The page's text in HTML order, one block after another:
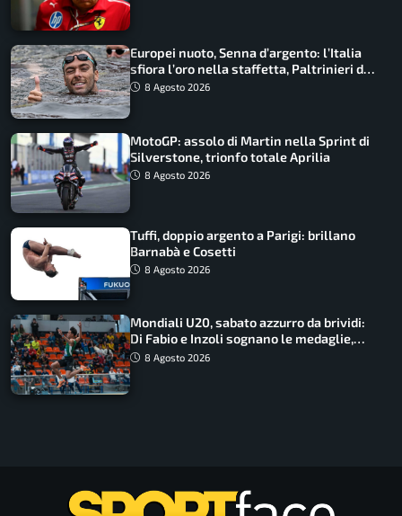
Europei nuoto, Senna d’argento: l’Italia
sfiora l’oro nella staffetta, Paltrinieri da
urlo, il bilancio azzurro
8 Agosto 2026
MotoGP: assolo di Martin nella Sprint di
Silverstone, trionfo totale Aprilia
8 Agosto 2026
Tuffi, doppio argento a Parigi: brillano
Barnabà e Cosetti
8 Agosto 2026
Mondiali U20, sabato azzurro da brividi:
Di Fabio e Inzoli sognano le medaglie,
Castellani e Succo in finale
8 Agosto 2026